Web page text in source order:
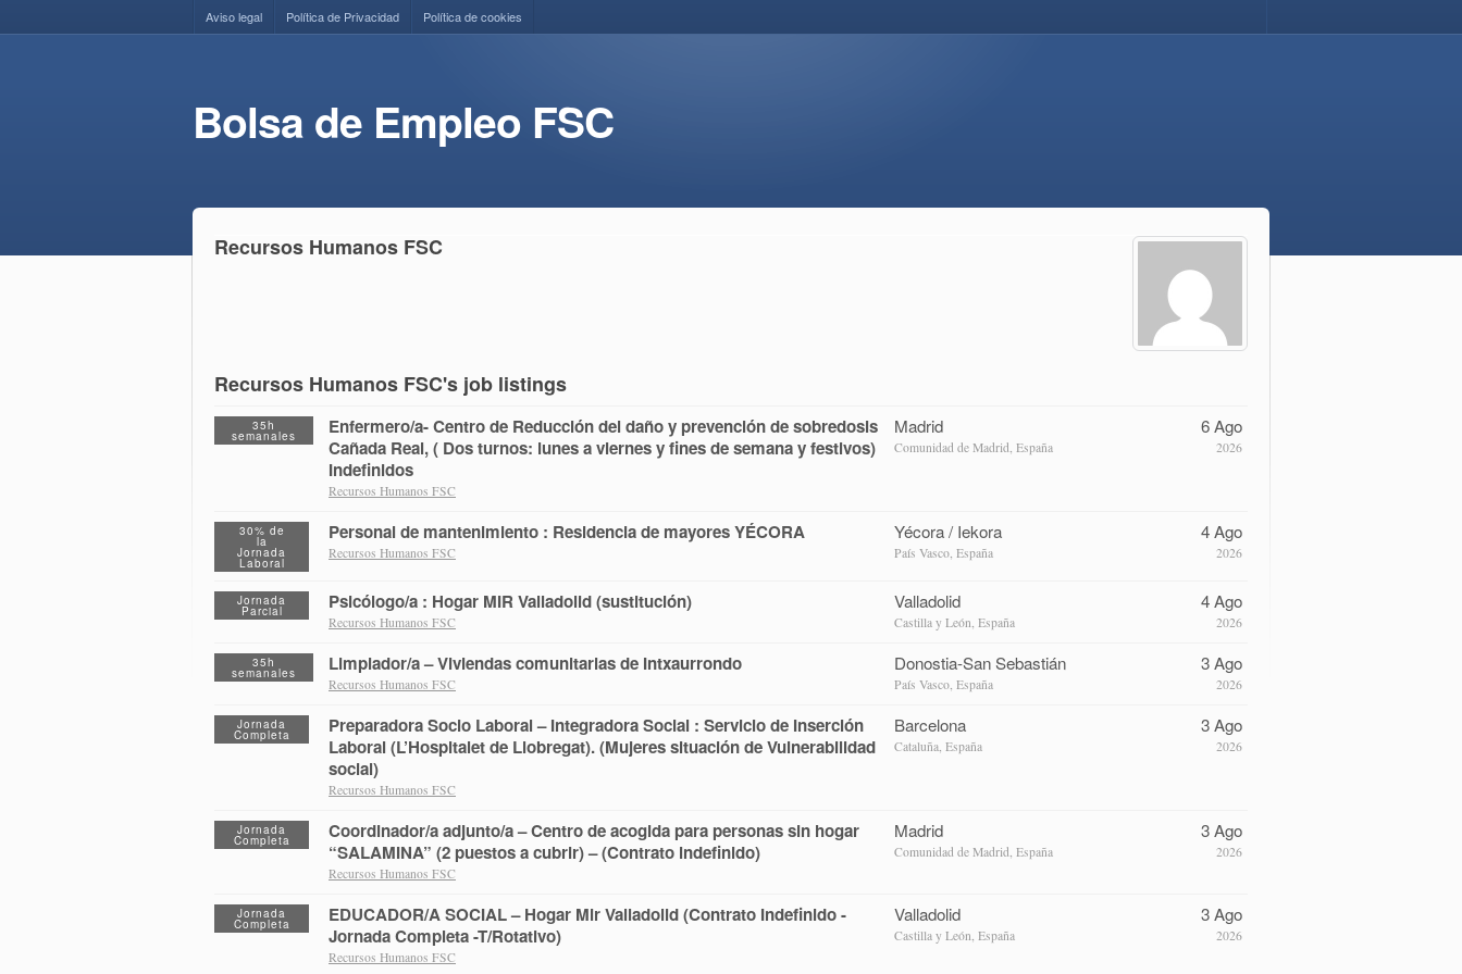
Aviso legal Política de Privacidad Política de cookies
Bolsa de Empleo FSC
Recursos Humanos FSC
Recursos Humanos FSC's job listings
35h
semanales
Enfermero/a- Centro de Reducción del daño y prevención de sobredosis
Cañada Real, ( Dos turnos: lunes a viernes y fines de semana y festivos)
Indefinidos
Recursos Humanos FSC
Madrid
Comunidad de Madrid, España
6 Ago
2026
30% de
la
Jornada
Laboral
Personal de mantenimiento : Residencia de mayores YÉCORA
Recursos Humanos FSC
Yécora / Iekora
País Vasco, España
4 Ago
2026
Jornada
Parcial Psicólogo/a : Hogar MIR Valladolid (sustitución)
Recursos Humanos FSC
Valladolid
Castilla y León, España
4 Ago
2026
35h
semanales Limpiador/a – Viviendas comunitarias de Intxaurrondo
Recursos Humanos FSC
Donostia-San Sebastián
País Vasco, España
3 Ago
2026
Jornada
Completa
Preparadora Socio Laboral – Integradora Social : Servicio de Inserción
Laboral (L’Hospitalet de Llobregat). (Mujeres situación de Vulnerabilidad
social)
Recursos Humanos FSC
Barcelona
Cataluña, España
3 Ago
2026
Jornada
Completa
Coordinador/a adjunto/a – Centro de acogida para personas sin hogar
“SALAMINA” (2 puestos a cubrir) – (Contrato indefinido)
Recursos Humanos FSC
Madrid
Comunidad de Madrid, España
3 Ago
2026
Jornada
Completa
EDUCADOR/A SOCIAL – Hogar Mir Valladolid (Contrato Indefinido -
Jornada Completa -T/Rotativo)
Recursos Humanos FSC
Valladolid
Castilla y León, España
3 Ago
2026